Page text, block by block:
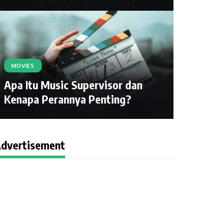
MOVIES
Apa Itu Music Supervisor dan
Kenapa Perannya Penting?